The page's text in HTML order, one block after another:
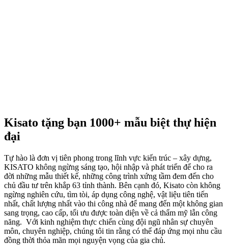
Kisato tặng bạn 1000+ mẫu biệt thự hiện
đại
Tự hào là đơn vị tiên phong trong lĩnh vực kiến trúc – xây dựng,
KISATO không ngừng sáng tạo, hội nhập và phát triển để cho ra
đời những mẫu thiết kế, những công trình xứng tầm đem đến cho
chủ đầu tư trên khắp 63 tỉnh thành. Bên cạnh đó, Kisato còn không
ngừng nghiên cứu, tìm tòi, áp dụng công nghệ, vật liệu tiên tiến
nhất, chất lượng nhất vào thi công nhà để mang đến một không gian
sang trọng, cao cấp, tối ưu được toàn diện về cả thẩm mỹ lẫn công
năng. Với kinh nghiệm thực chiến cùng đội ngũ nhân sự chuyên
môn, chuyên nghiệp, chúng tôi tin rằng có thể đáp ứng mọi nhu cầu
đồng thời thỏa mãn mọi nguyện vọng của gia chủ.